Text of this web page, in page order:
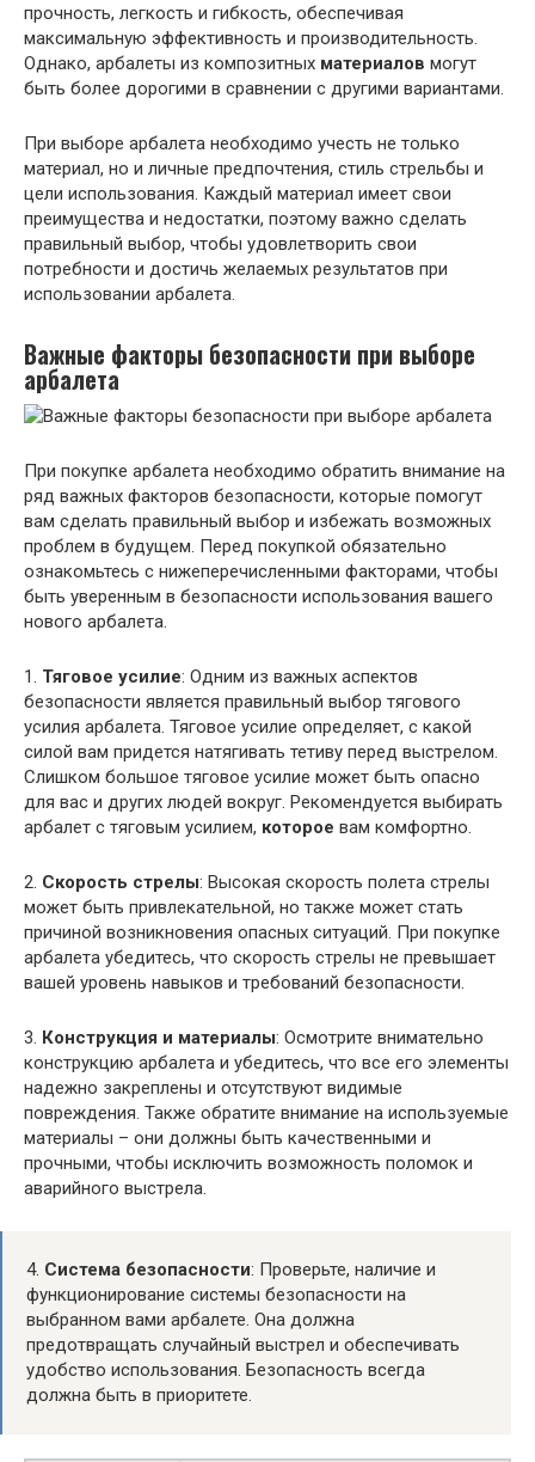
прочность, легкость и гибкость, обеспечивая
максимальную эффективность и производительность.
Однако, арбалеты из композитных материалов могут
быть более дорогими в сравнении с другими вариантами.
При выборе арбалета необходимо учесть не только
материал, но и личные предпочтения, стиль стрельбы и
цели использования. Каждый материал имеет свои
преимущества и недостатки, поэтому важно сделать
правильный выбор, чтобы удовлетворить свои
потребности и достичь желаемых результатов при
использовании арбалета.
Важные факторы безопасности при выборе
арбалета
При покупке арбалета необходимо обратить внимание на
ряд важных факторов безопасности, которые помогут
вам сделать правильный выбор и избежать возможных
проблем в будущем. Перед покупкой обязательно
ознакомьтесь с нижеперечисленными факторами, чтобы
быть уверенным в безопасности использования вашего
нового арбалета.
1. Тяговое усилие: Одним из важных аспектов
безопасности является правильный выбор тягового
усилия арбалета. Тяговое усилие определяет, с какой
силой вам придется натягивать тетиву перед выстрелом.
Слишком большое тяговое усилие может быть опасно
для вас и других людей вокруг. Рекомендуется выбирать
арбалет с тяговым усилием, которое вам комфортно.
2. Скорость стрелы: Высокая скорость полета стрелы
может быть привлекательной, но также может стать
причиной возникновения опасных ситуаций. При покупке
арбалета убедитесь, что скорость стрелы не превышает
вашей уровень навыков и требований безопасности.
3. Конструкция и материалы: Осмотрите внимательно
конструкцию арбалета и убедитесь, что все его элементы
надежно закреплены и отсутствуют видимые
повреждения. Также обратите внимание на используемые
материалы – они должны быть качественными и
прочными, чтобы исключить возможность поломок и
аварийного выстрела.
4. Система безопасности: Проверьте, наличие и
функционирование системы безопасности на
выбранном вами арбалете. Она должна
предотвращать случайный выстрел и обеспечивать
удобство использования. Безопасность всегда
должна быть в приоритете.